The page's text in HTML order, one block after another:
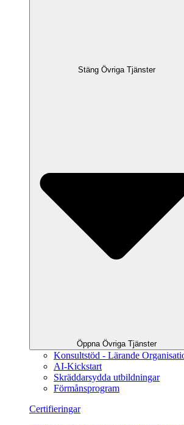
Stäng Övriga Tjänster
Öppna Övriga Tjänster
Konsultstöd - Lärande
AI-Kickstart
Skräddarsydda utbildningar
Förmånsprogram
Certifieringar